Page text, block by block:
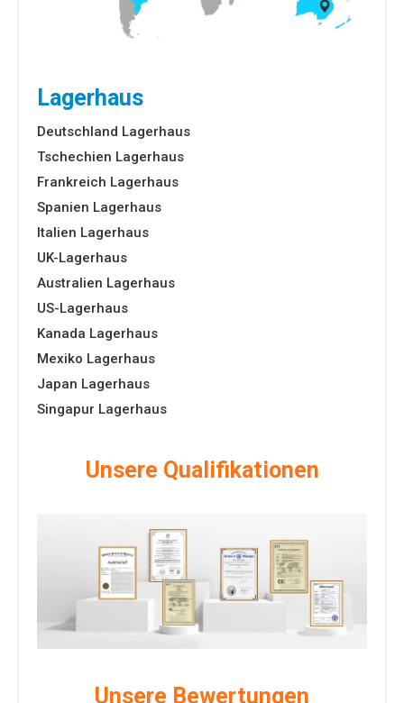
Lagerhaus
Deutschland Lagerhaus
Tschechien Lagerhaus
Frankreich Lagerhaus
Spanien Lagerhaus
Italien Lagerhaus
UK-Lagerhaus
Australien Lagerhaus
US-Lagerhaus
Kanada Lagerhaus
Mexiko Lagerhaus
Japan Lagerhaus
Singapur Lagerhaus
Unsere Qualifikationen
Unsere Bewertungen